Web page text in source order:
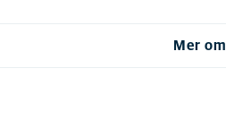
Mer om